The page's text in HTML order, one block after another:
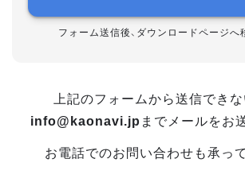
フォーム送信後、ダウンロードページへ
上記のフォームから送信できな
info@kaonavi.jp までメールをお
お電話でのお問い合わせも承っ